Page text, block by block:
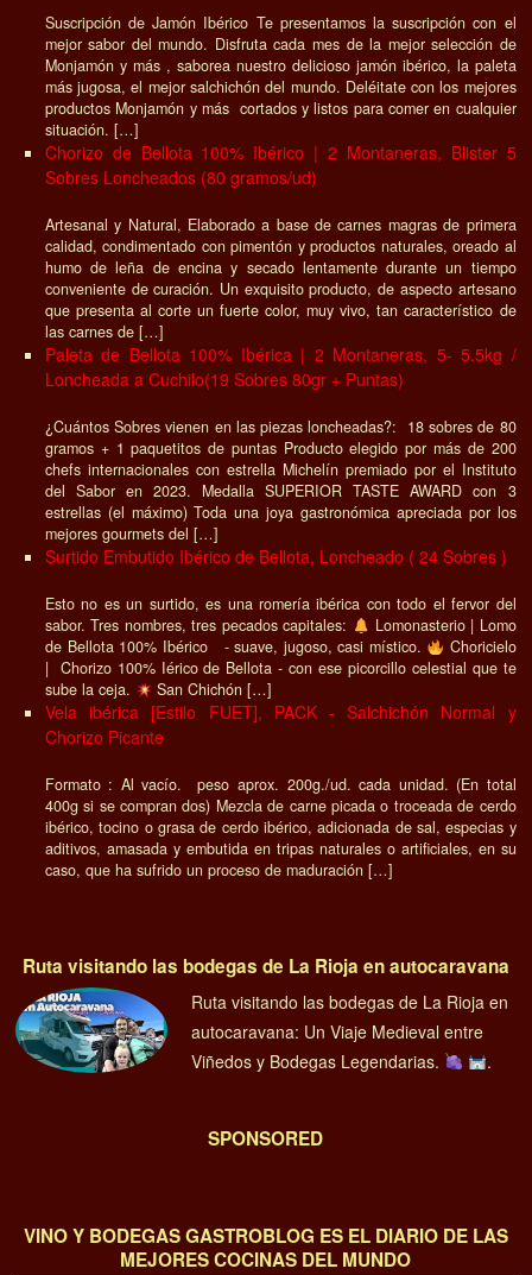
Suscripción de Jamón Ibérico Te presentamos la suscripción con el
mejor sabor del mundo. Disfruta cada mes de la mejor selección de
Monjamón y más , saborea nuestro delicioso jamón ibérico, la paleta
más jugosa, el mejor salchichón del mundo. Deléitate con los mejores
productos Monjamón y más cortados y listos para comer en cualquier
situación. […]
Chorizo de Bellota 100% Ibérico | 2 Montaneras, Blister 5
Sobres Loncheados (80 gramos/ud)
Artesanal y Natural, Elaborado a base de carnes magras de primera
calidad, condimentado con pimentón y productos naturales, oreado al
humo de leña de encina y secado lentamente durante un tiempo
conveniente de curación. Un exquisito producto, de aspecto artesano
que presenta al corte un fuerte color, muy vivo, tan característico de
las carnes de […]
Paleta de Bellota 100% Ibérica | 2 Montaneras, 5- 5.5kg /
Loncheada a Cuchilo(19 Sobres 80gr + Puntas)
¿Cuántos Sobres vienen en las piezas loncheadas?: 18 sobres de 80
gramos + 1 paquetitos de puntas Producto elegido por más de 200
chefs internacionales con estrella Michelín premiado por el Instituto
del Sabor en 2023. Medalla SUPERIOR TASTE AWARD con 3
estrellas (el máximo) Toda una joya gastronómica apreciada por los
mejores gourmets del […]
Surtido Embutido Ibérico de Bellota, Loncheado ( 24 Sobres )
Esto no es un surtido, es una romería ibérica con todo el fervor del
sabor. Tres nombres, tres pecados capitales:
Lomonasterio | Lomo
de Bellota 100% Ibérico - suave, jugoso, casi místico.
Choricielo
| Chorizo 100% Iérico de Bellota - con ese picorcillo celestial que te
sube la ceja.
San Chichón […]
Vela ibérica [Estilo FUET], PACK - Salchichón Normal y
Chorizo Picante
Formato : Al vacío. peso aprox. 200g./ud. cada unidad. (En total
400g si se compran dos) Mezcla de carne picada o troceada de cerdo
ibérico, tocino o grasa de cerdo ibérico, adicionada de sal, especias y
aditivos, amasada y embutida en tripas naturales o artificiales, en su
caso, que ha sufrido un proceso de maduración […]
Ruta visitando las bodegas de La Rioja en autocaravana
Ruta visitando las bodegas de La Rioja en
autocaravana: Un Viaje Medieval entre
Viñedos y Bodegas Legendarias.
.
SPONSORED
VINO Y BODEGAS GASTROBLOG ES EL DIARIO DE LAS
MEJORES COCINAS DEL MUNDO